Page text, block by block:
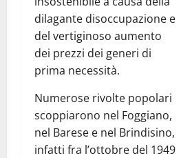
dilagante disoccupazione e
del vertiginoso aumento
dei prezzi dei generi di
prima necessità.
Numerose rivolte popolari
scoppiarono nel Foggiano,
nel Barese e nel Brindisino,
infatti fra l’ottobre del 1949